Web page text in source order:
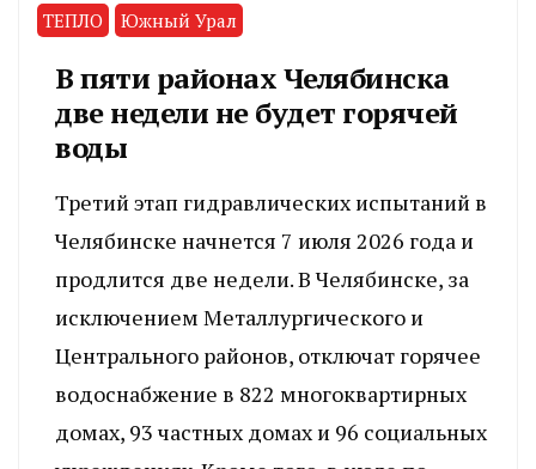
ТЕПЛО Южный Урал
В пяти районах Челябинска
две недели не будет горячей
воды
Третий этап гидравлических испытаний в
Челябинске начнется 7 июля 2026 года и
продлится две недели. В Челябинске, за
исключением Металлургического и
Центрального районов, отключат горячее
водоснабжение в 822 многоквартирных
домах, 93 частных домах и 96 социальных